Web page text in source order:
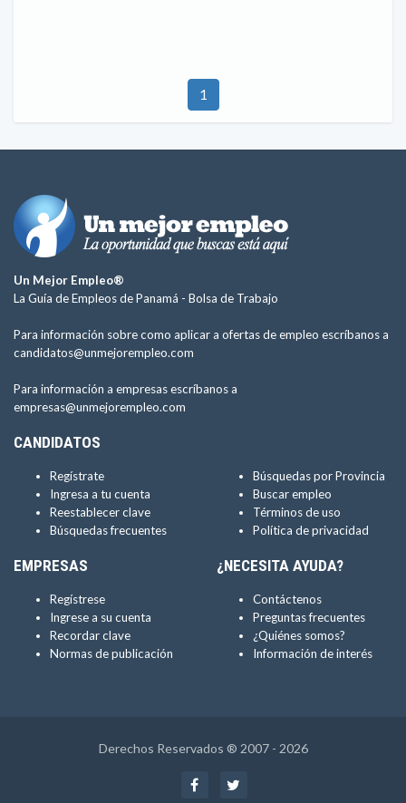
1
Un Mejor Empleo®
La Guía de Empleos de Panamá - Bolsa de Trabajo
Para información sobre como aplicar a ofertas de empleo escríbanos a
candidatos@unmejorempleo.com
Para información a empresas escríbanos a
empresas@unmejorempleo.com
CANDIDATOS
Regístrate
Ingresa a tu cuenta
Reestablecer clave
Búsquedas frecuentes
Búsquedas por Provincia
Buscar empleo
Términos de uso
Política de privacidad
EMPRESAS
Regístrese
Ingrese a su cuenta
Recordar clave
Normas de publicación
¿NECESITA AYUDA?
Contáctenos
Preguntas frecuentes
¿Quiénes somos?
Información de interés
Derechos Reservados ® 2007 - 2026
Facebook